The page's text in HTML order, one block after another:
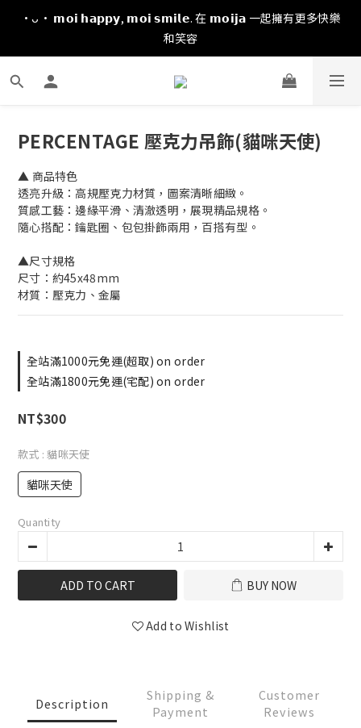
·ᴗ· 𝗺𝗼𝗶 𝗵𝗮𝗽𝗽𝘆, 𝗺𝗼𝗶 𝘀𝗺𝗶𝗹𝗲. 在 𝗺𝗼𝗶𝗷𝗮 一起擁有更多快樂
和笑容
PERCENTAGE 壓克力吊飾(貓咪天使)
▲ 商品特色
透亮升級：高規壓克力材質，圖案清晰細緻。
質感工藝：邊緣平滑、清澈透明，展現精品規格。
隨心搭配：鑰匙圈、包包掛飾兩用，百搭有型。
▲尺寸規格
尺寸：約45x48mm
材質：壓克力、金屬
全站滿1000元免運(超取) on order
全站滿1800元免運(宅配) on order
NT$300
款式 : 貓咪天使
貓咪天使
Quantity
ADD TO CART BUY NOW
Add to Wishlist
Description
Shipping &
Payment
Customer
Reviews